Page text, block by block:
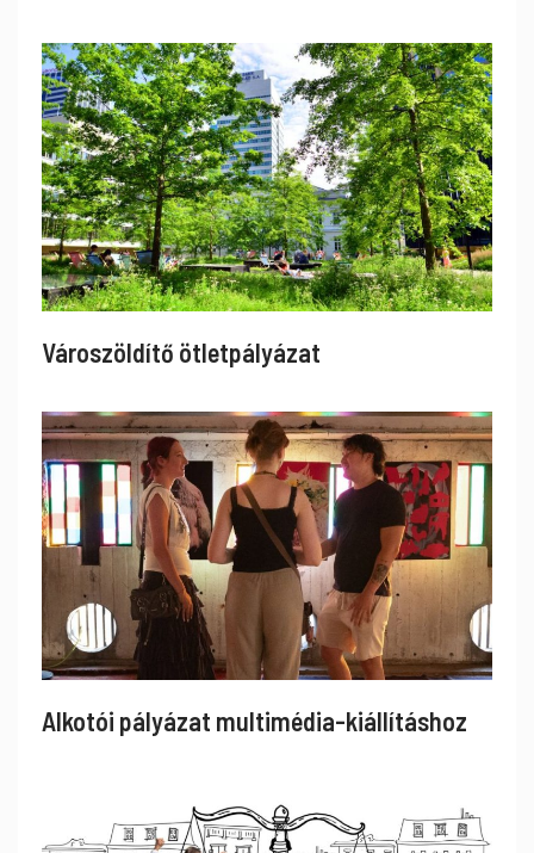
Városzöldítő ötletpályázat
Alkotói pályázat multimédia-kiállításhoz